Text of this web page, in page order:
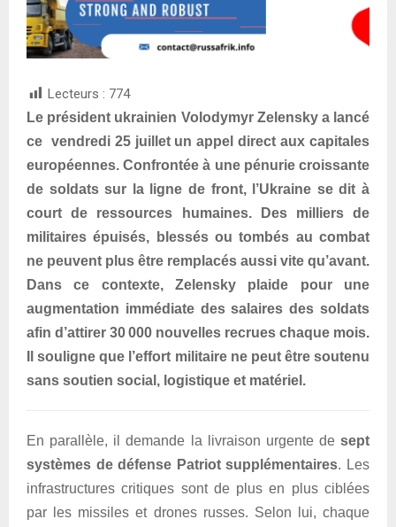
Lecteurs : 774
Le président ukrainien Volodymyr Zelensky a lancé
ce vendredi 25 juillet un appel direct aux capitales
européennes. Confrontée à une pénurie croissante
de soldats sur la ligne de front, l’Ukraine se dit à
court de ressources humaines. Des milliers de
militaires épuisés, blessés ou tombés au combat
ne peuvent plus être remplacés aussi vite qu’avant.
Dans ce contexte, Zelensky plaide pour une
augmentation immédiate des salaires des soldats
afin d’attirer 30 000 nouvelles recrues chaque mois.
Il souligne que l’effort militaire ne peut être soutenu
sans soutien social, logistique et matériel.
En parallèle, il demande la livraison urgente desept
systèmes de défense Patriot supplémentaires. Les
infrastructures critiques sont de plus en plus ciblées
par les missiles et drones russes. Selon lui, chaque